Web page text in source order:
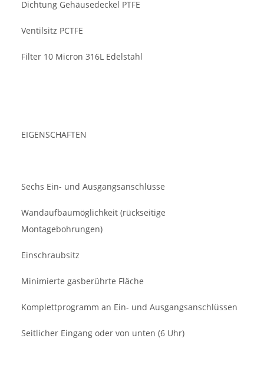
Dichtung Gehäusedeckel PTFE
Ventilsitz PCTFE
Filter 10 Micron 316L Edelstahl
EIGENSCHAFTEN
Sechs Ein- und Ausgangsanschlüsse
Wandaufbaumöglichkeit (rückseitige
Montagebohrungen)
Einschraubsitz
Minimierte gasberührte Fläche
Komplettprogramm an Ein- und Ausgangsanschlüssen
Seitlicher Eingang oder von unten (6 Uhr)